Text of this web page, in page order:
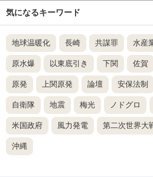
気になるキーワード
地球温暖化 長崎 共謀罪 水産
原水爆 以東底引き 下関 佐賀
原発 上関原発 論壇 安保法制
自衛隊 地震 梅光 ノドグロ
米国政府 風力発電 第二次世界大
沖縄